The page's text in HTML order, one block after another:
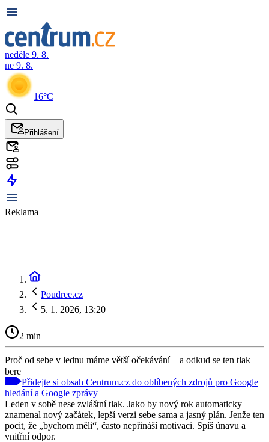
neděle 9. 8.
ne 9. 8.
16°C
Přihlášení
Reklama
Poudree.cz
5. 1. 2026, 13:20
2 min
Proč od sebe v lednu máme větší očekávání – a odkud se ten tlak
bere
Přidejte si obsah Centrum.cz do oblíbených zdrojů pro Google
hledání a Google zprávy
Leden v sobě nese zvláštní tlak. Jako by nový rok automaticky
znamenal nový začátek, lepší verzi sebe sama a jasný plán. Jenže ten
pocit, že „bychom měli“, často nepřináší motivaci. Spíš únavu a
vnitřní odpor.